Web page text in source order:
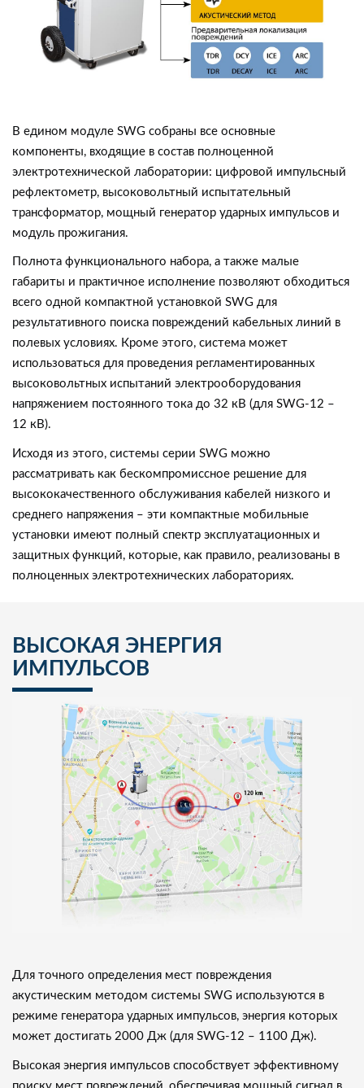
В едином модуле SWG собраны все основные
компоненты, входящие в состав полноценной
электротехнической лаборатории: цифровой импульсный
рефлектометр, высоковольтный испытательный
трансформатор, мощный генератор ударных импульсов и
модуль прожигания.
Полнота функционального набора, а также малые
габариты и практичное исполнение позволяют обходиться
всего одной компактной установкой SWG для
результативного поиска повреждений кабельных линий в
полевых условиях. Кроме этого, система может
использоваться для проведения регламентированных
высоковольтных испытаний электрооборудования
напряжением постоянного тока до 32 кВ (для SWG-12 –
12 кВ).
Исходя из этого, системы серии SWG можно
рассматривать как бескомпромиссное решение для
высококачественного обслуживания кабелей низкого и
среднего напряжения – эти компактные мобильные
установки имеют полный спектр эксплуатационных и
защитных функций, которые, как правило, реализованы в
полноценных электротехнических лабораториях.
ВЫСОКАЯ ЭНЕРГИЯ
ИМПУЛЬСОВ
Для точного определения мест повреждения
акустическим методом системы SWG используются в
режиме генератора ударных импульсов, энергия которых
может достигать 2000 Дж (для SWG-12 – 1100 Дж).
Высокая энергия импульсов способствует эффективному